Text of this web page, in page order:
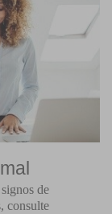
de
consulte